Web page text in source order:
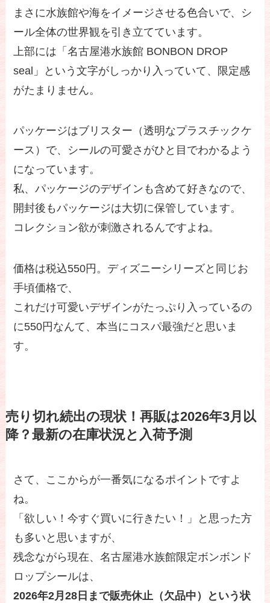
まさに水族館や海をイメージさせる色合いで、シ
ール全体の世界観を引き立てています。
上部には「名古屋港水族館 BONBON DROP
seal」という文字がしっかり入っていて、限定感
がたまりません。
パッケージはブリスター（透明なプラスチックケ
ース）で、シールの可愛さがひと目でわかるよう
になっています。
私、パッケージのデザインも含めて好きなので、
開封後もパッケージは大切に保管しています。
コレクション欲が刺激されるんですよね。
価格は税込550円。ディズニーシリーズと同じお
手頃価格で、
これだけ可愛いデザインがたっぷり入っているの
に550円なんて、本当にコスパ最強だと思いま
す。
売り切れ続出の現状！再販は2026年3月以
降？最新の在庫状況と入荷予測
さて、ここからが一番気になるポイントですよ
ね。
「欲しい！今すぐ買いに行きたい！」と思った方
も多いと思いますが、
残念ながら現在、名古屋港水族館限定ボンボンド
ロップシールは、
2026年2月28日まで販売休止（欠品中）という状